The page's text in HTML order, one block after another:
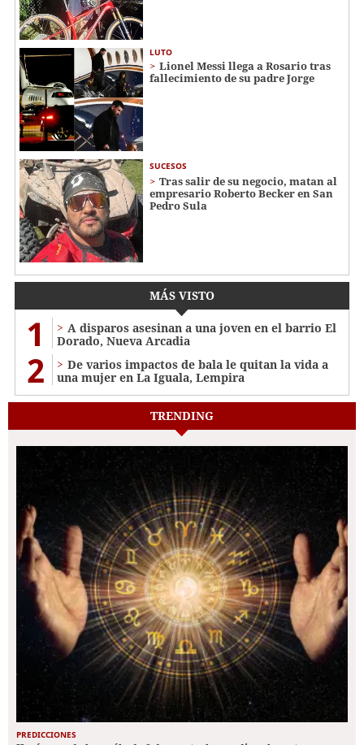
LUTO
Lionel Messi llega a Rosario tras
fallecimiento de su padre Jorge
SUCESOS
Tras salir de su negocio, matan al
empresario Roberto Becker en San
Pedro Sula
MÁS VISTO
1
A disparos asesinan a una joven en el barrio El
Dorado, Nueva Arcadia
2
De varios impactos de bala le quitan la vida a
una mujer en La Iguala, Lempira
TRENDING
PREDICCIONES